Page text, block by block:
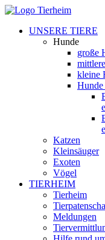
UNSERE TIERE
Hunde
große
kleine
Katzen
Kleinsäuger
Exoten
Vögel
TIERHEIM
Tierheim
Meldungen